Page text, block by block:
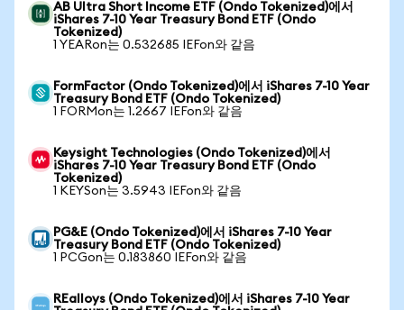
AB Ultra Short Income ETF (Ondo Tokenized)에서
iShares 7-10 Year Treasury Bond ETF (Ondo
Tokenized)
1 YEARon는 0.532685 IEFon와 같음
FormFactor (Ondo Tokenized)에서 iShares 7-10 Year
Treasury Bond ETF (Ondo Tokenized)
1 FORMon는 1.2667 IEFon와 같음
Keysight Technologies (Ondo Tokenized)에서
iShares 7-10 Year Treasury Bond ETF (Ondo
Tokenized)
1 KEYSon는 3.5943 IEFon와 같음
PG&E (Ondo Tokenized)에서 iShares 7-10 Year
Treasury Bond ETF (Ondo Tokenized)
1 PCGon는 0.183860 IEFon와 같음
REalloys (Ondo Tokenized)에서 iShares 7-10 Year